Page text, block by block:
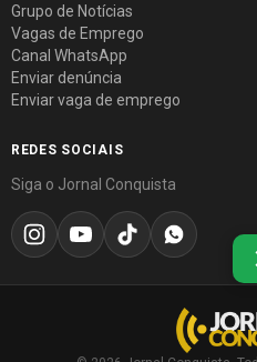
Grupo de Notícias
Vagas de Emprego
Canal WhatsApp
Enviar denúncia
Enviar vaga de emprego
REDES SOCIAIS
Siga o Jornal Conquista